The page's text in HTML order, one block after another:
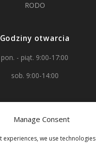
Manage Consent
we use
RODO
Godziny otwarcia
pon. - piąt. 9:00-17:00
sob. 9:00-14:00
Wojska Polskiego 88